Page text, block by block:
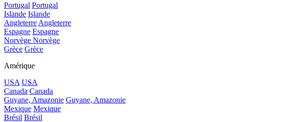
Portugal Portugal
Islande Islande
Angleterre Angleterre
Espagne Espagne
Norvège Norvège
Grèce Grèce
Amérique
USA USA
Canada Canada
Guyane, Amazonie Guyane, Amazonie
Mexique Mexique
Brésil Brésil